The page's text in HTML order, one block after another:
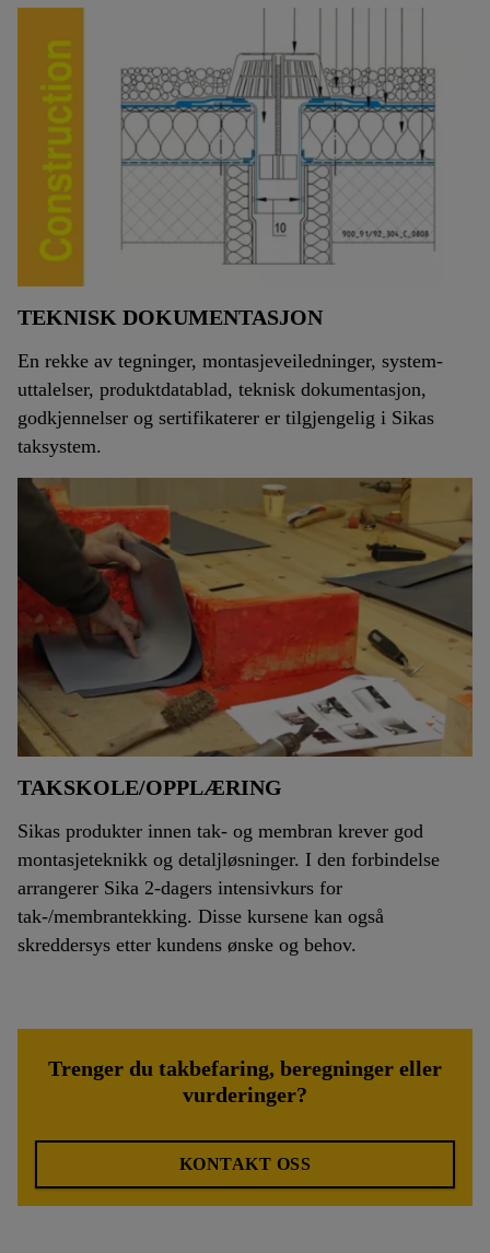
TEKNISK DOKUMENTASJON
En rekke av tegninger, montasjeveiledninger, system-
uttalelser, produktdatablad, teknisk dokumentasjon,
godkjennelser og sertifikaterer er tilgjengelig i Sikas
taksystem.
TAKSKOLE/OPPLÆRING
Sikas produkter innen tak- og membran krever god
montasjeteknikk og detaljløsninger. I den forbindelse
arrangerer Sika 2-dagers intensivkurs for
tak-/membrantekking. Disse kursene kan også
skreddersys etter kundens ønske og behov.
Trenger du takbefaring, beregninger eller
vurderinger?
KONTAKT OSS